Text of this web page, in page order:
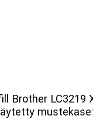
Brother LC3219